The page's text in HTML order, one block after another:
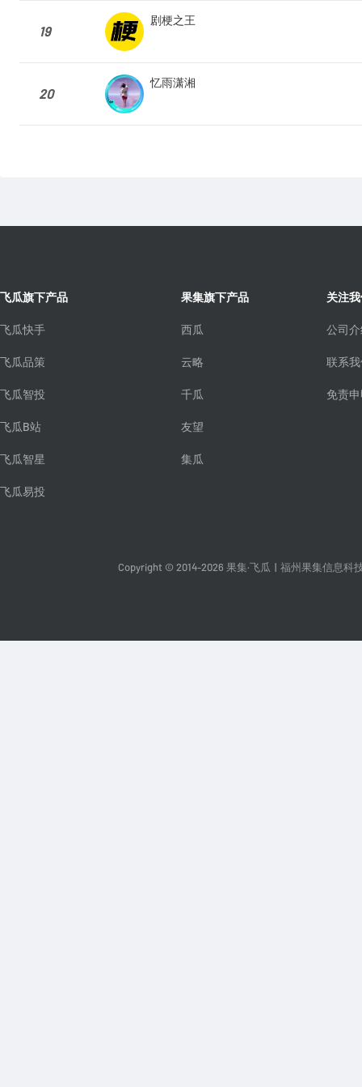
19
剧梗之王
20
忆雨潇湘
飞瓜旗下产品
飞瓜快手
飞瓜品策
飞瓜智投
飞瓜B站
飞瓜智星
飞瓜易投
果集旗下产品
西瓜
云略
千瓜
友望
集瓜
关注
公司
联系
免责
Copyright © 2014-2026 果集·飞瓜 福州果集信息科